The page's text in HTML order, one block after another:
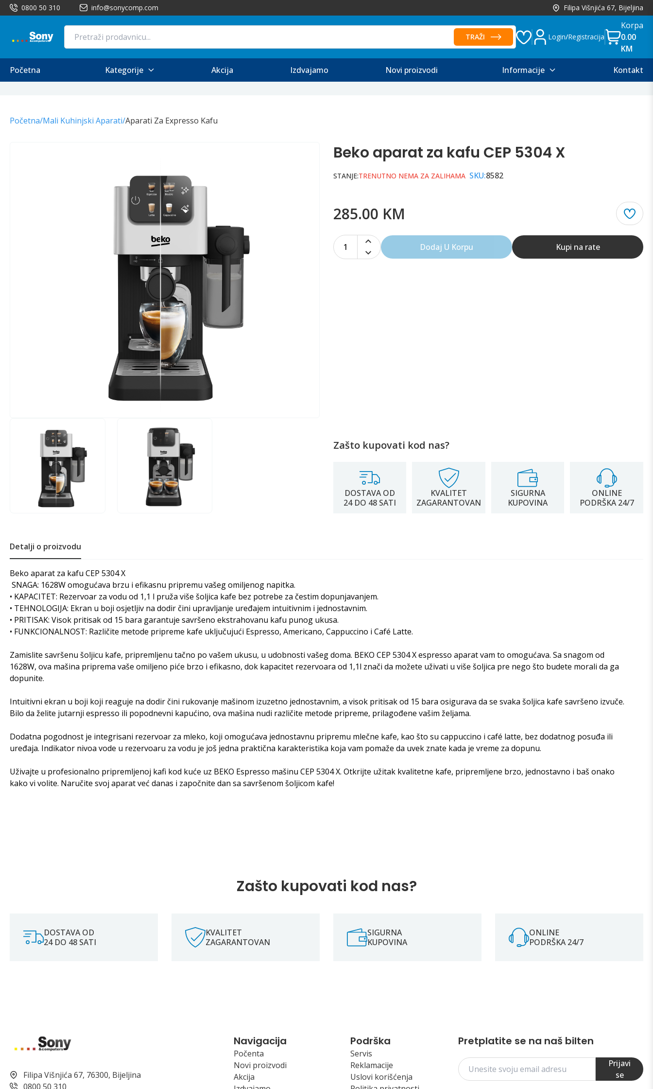
0800 50 310 info@sonycomp.com Filipa Višnjića 67, Bijeljina
TRAŽI Login/Registracija
Korpa
0.00
KM
Početna
Kategorije Akcija Izdvajamo Novi proizvodi Informacije Kontakt
Početna/Mali Kuhinjski Aparati/Aparati Za Expresso Kafu
Beko aparat za kafu CEP 5304 X
STANJE:TRENUTNO NEMA ZA ZALIHAMA SKU:8582
285.00 KM
1 Dodaj U Korpu Kupi na rate
Zašto kupovati kod nas?
DOSTAVA OD
24 DO 48 SATI
KVALITET
ZAGARANTOVAN
SIGURNA
KUPOVINA
ONLINE
PODRŠKA 24/7
Detalji o proizvodu
Beko aparat za kafu CEP 5304 X
SNAGA: 1628W omogućava brzu i efikasnu pripremu vašeg omiljenog napitka.
• KAPACITET: Rezervoar za vodu od 1,1 l pruža više šoljica kafe bez potrebe za čestim dopunjavanjem.
• TEHNOLOGIJA: Ekran u boji osjetljiv na dodir čini upravljanje uređajem intuitivnim i jednostavnim.
• PRITISAK: Visok pritisak od 15 bara garantuje savršeno ekstrahovanu kafu punog ukusa.
• FUNKCIONALNOST: Različite metode pripreme kafe uključujući Espresso, Americano, Cappuccino i Café Latte.
Zamislite savršenu šoljicu kafe, pripremljenu tačno po vašem ukusu, u udobnosti vašeg doma. BEKO CEP 5304 X espresso aparat vam to omogućava. Sa snagom od
1628W, ova mašina priprema vaše omiljeno piće brzo i efikasno, dok kapacitet rezervoara od 1,1l znači da možete uživati ​​u više šoljica pre nego što budete morali da ga
dopunite.
Intuitivni ekran u boji koji reaguje na dodir čini rukovanje mašinom izuzetno jednostavnim, a visok pritisak od 15 bara osigurava da se svaka šoljica kafe savršeno izvuče.
Bilo da želite jutarnji espresso ili popodnevni kapućino, ova mašina nudi različite metode pripreme, prilagođene vašim željama.
Dodatna pogodnost je integrisani rezervoar za mleko, koji omogućava jednostavnu pripremu mlečne kafe, kao što su cappuccino i café latte, bez dodatnog posuđa ili
uređaja. Indikator nivoa vode u rezervoaru za vodu je još jedna praktična karakteristika koja vam pomaže da uvek znate kada je vreme za dopunu.
Uživajte u profesionalno pripremljenoj kafi kod kuće uz BEKO Espresso mašinu CEP 5304 X. Otkrijte užitak kvalitetne kafe, pripremljene brzo, jednostavno i baš onako
kako vi volite. Naručite svoj aparat već danas i započnite dan sa savršenom šoljicom kafe!
Zašto kupovati kod nas?
DOSTAVA OD
24 DO 48 SATI
KVALITET
ZAGARANTOVAN
SIGURNA
KUPOVINA
ONLINE
PODRŠKA 24/7
Filipa Višnjića 67, 76300, Bijeljina
0800 50 310
Navigacija
Počenta
Novi proizvodi
Akcija
Podrška
Servis
Reklamacije
Uslovi korišćenja
Pretplatite se na naš bilten
Prijavi
se